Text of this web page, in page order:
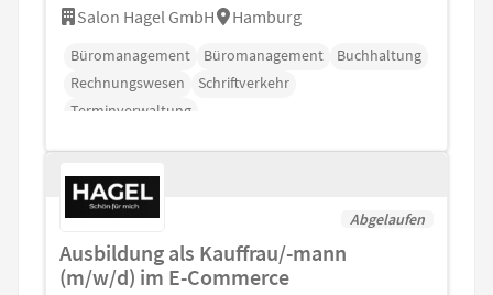
Salon Hagel GmbH Hamburg
Büromanagement Büromanagement
Buchhaltung
Rechnungswesen
Schriftverkehr
Terminverwaltung
Abgelaufen
Ausbildung als Kauffrau/-mann
(m/w/d) im E-Commerce